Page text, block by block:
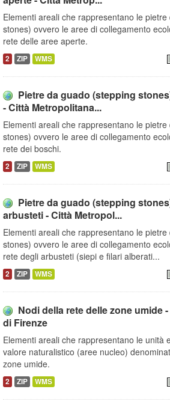
Elementi areali che rappresentano le
stones) ovvero le aree di collegamento
rete delle aree aperte.
2 ZIP WMS
Pietre da guado (stepping
- Città Metropolitana...
Elementi areali che rappresentano le
stones) ovvero le aree di collegamento
rete dei boschi.
2 ZIP WMS
Pietre da guado (stepping
arbusteti - Città Metropol...
Elementi areali che rappresentano le
stones) ovvero le aree di collegamento
rete degli arbusteti (siepi e filari alberati...
2 ZIP WMS
Nodi della rete delle zone umide
di Firenze
Elementi areali che rappresentano le unità
valore naturalistico (aree nucleo)
zone umide.
2 ZIP WMS